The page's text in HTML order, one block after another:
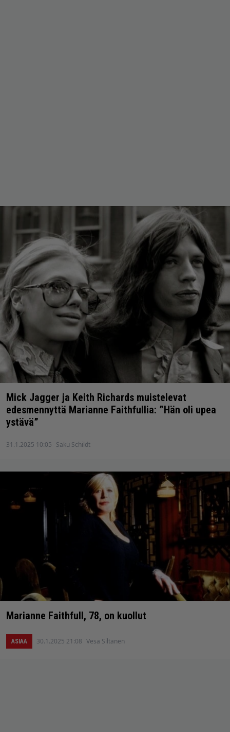
Mick Jagger ja Keith Richards muistelevat
edesmennyttä Marianne Faithfullia: ”Hän oli upea
ystävä”
31.1.2025 10:05 Saku Schildt
Marianne Faithfull, 78, on kuollut
ASIAA 30.1.2025 21:08 Vesa Siltanen